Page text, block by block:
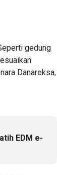
gedung
Danareksa,
EDM e-